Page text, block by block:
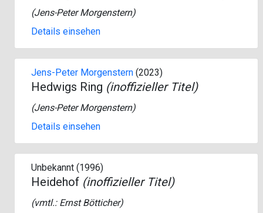
(Jens-Peter Morgenstern)
Details einsehen
Jens-Peter Morgenstern (2023)
Hedwigs Ring (inoffizieller Titel)
(Jens-Peter Morgenstern)
Details einsehen
Unbekannt (1996)
Heidehof (inoffizieller Titel)
(vmtl.: Ernst Bötticher)